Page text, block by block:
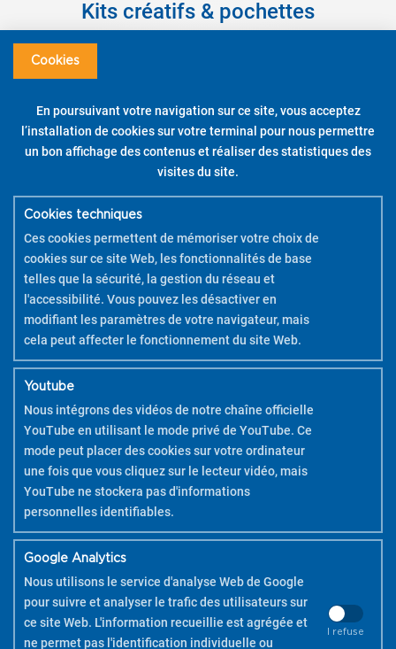
Kits créatifs & pochettes
Pour vous aider à utiliser vos kits créatifs,téléchargez la brochure
PDF .
Kit créatif sous-verre – Couleurs assorties – Pointe
DÉCOUVRIR
Cookies
En poursuivant votre navigation sur ce site, vous acceptez
l’installation de cookies sur votre terminal pour nous permettre
un bon affichage des contenus et réaliser des statistiques des
visites du site.
Cookies techniques
Ces cookies permettent de mémoriser votre choix de
cookies sur ce site Web, les fonctionnalités de base
telles que la sécurité, la gestion du réseau et
l'accessibilité. Vous pouvez les désactiver en
modifiant les paramètres de votre navigateur, mais
cela peut affecter le fonctionnement du site Web.
Youtube
Nous intégrons des vidéos de notre chaîne officielle
YouTube en utilisant le mode privé de YouTube. Ce
mode peut placer des cookies sur votre ordinateur
une fois que vous cliquez sur le lecteur vidéo, mais
YouTube ne stockera pas d'informations
personnelles identifiables.
Google Analytics
Nous utilisons le service d'analyse Web de Google
pour suivre et analyser le trafic des utilisateurs sur
ce site Web. L'information recueillie est agrégée et
ne permet pas l'identification individuelle ou
I refuse